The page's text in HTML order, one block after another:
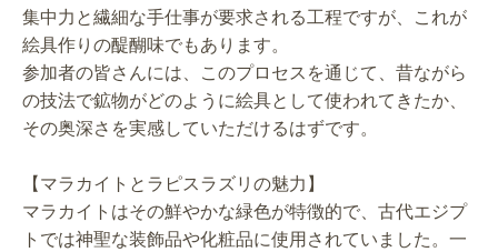
集中力と繊細な手仕事が要求される工程ですが、これが
絵具作りの醍醐味でもあります。
参加者の皆さんには、このプロセスを通じて、昔ながら
の技法で鉱物がどのように絵具として使われてきたか、
その奥深さを実感していただけるはずです。
【マラカイトとラピスラズリの魅力】
マラカイトはその鮮やかな緑色が特徴的で、古代エジプ
トでは神聖な装飾品や化粧品に使用されていました。一